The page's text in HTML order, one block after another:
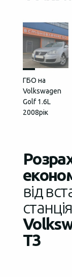
ГБО на
Volkswagen
Golf 1.6L
2008рік
від
T3